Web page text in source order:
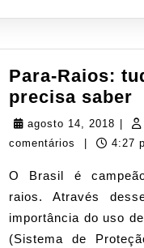
Para-Raios:
precisa saber
agosto 14, 2018
14,
comentários
4:27
O Brasil é
raios. Através
importância do uso
(Sistema de